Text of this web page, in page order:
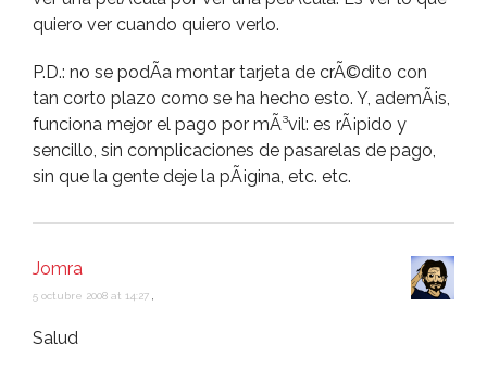
quiero ver cuando quiero verlo.
P.D.: no se podÃ­a montar tarjeta de crÃ©dito con
tan corto plazo como se ha hecho esto. Y, ademÃ¡s,
funciona mejor el pago por mÃ³vil: es rÃ¡pido y
sencillo, sin complicaciones de pasarelas de pago,
sin que la gente deje la pÃ¡gina, etc. etc.
Jomra
5 octubre 2008 at 14:27
Salud